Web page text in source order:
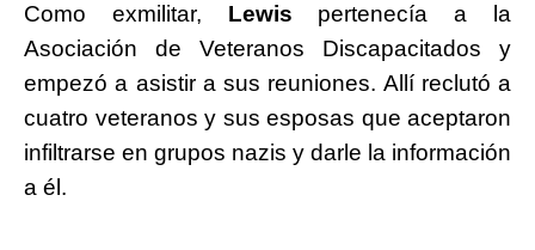
Como exmilitar, Lewis pertenecía a la
Asociación de Veteranos Discapacitados y
empezó a asistir a sus reuniones. Allí reclutó a
cuatro veteranos y sus esposas que aceptaron
infiltrarse en grupos nazis y darle la información
a él.